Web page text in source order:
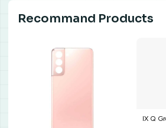
Recommand Products
IX Q